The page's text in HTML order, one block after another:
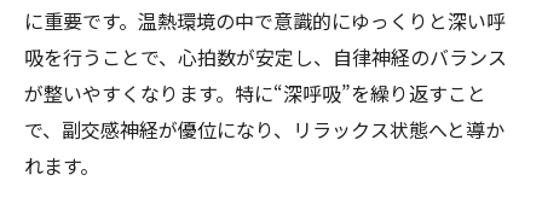
サウナがうつ症状に与える癒しの作用
自律神経を整える癒しのサウナ時間とは
サウナで自律神経を整える過ごし方
癒しを深めるサウナの時間配分の秘訣
に重要です。温熱環境の中で意識的にゆっくりと深い呼
吸を行うことで、心拍数が安定し、自律神経のバランス
が整いやすくなります。特に“深呼吸”を繰り返すこと
で、副交感神経が優位になり、リラックス状態へと導か
れます。